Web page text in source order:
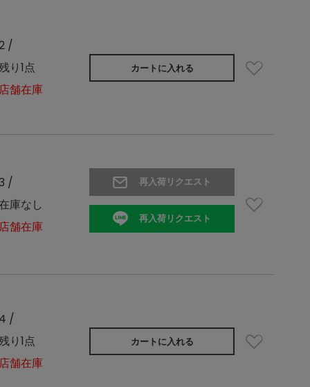
/
り1点
舗在庫
カートに入れる
/
庫なし
舗在庫
再入荷リクエスト
再入荷リクエスト
/
り1点
舗在庫
カートに入れる